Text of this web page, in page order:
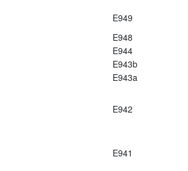
E949
E948
E944
E943b
E943a
E942
E941